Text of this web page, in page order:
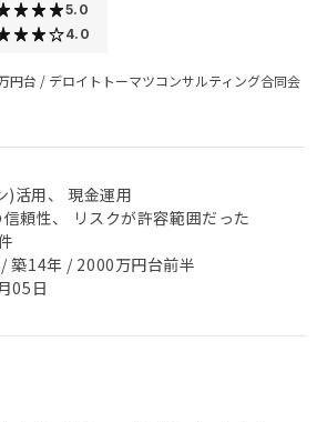
5.0
4.0
円台 / デロイトトーマツコンサルティング合同会
)活用、 現金運用
頼性、 リスクが許容範囲だった
築14年 / 2000万円台前半
05日